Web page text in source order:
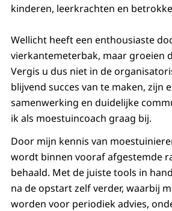
kinderen, leerkrachten en
Wellicht heeft een enthousiaste
vierkantemeterbak, maar groeien
Vergis u dus niet in de
blijvend succes van te maken, zijn
samenwerking en duidelijke
ik als moestuincoach graag bij.
Door mijn kennis van
wordt binnen vooraf afgestemde
behaald. Met de juiste tools in
na de opstart zelf verder, waarbij
worden voor periodiek advies,